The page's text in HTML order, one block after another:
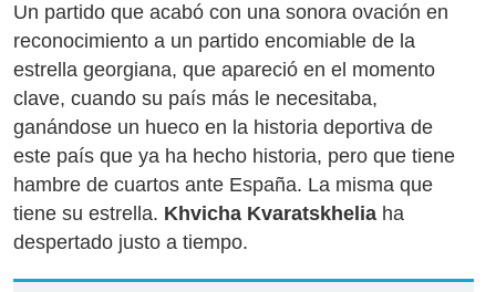
Un partido que acabó con una sonora ovación en
reconocimiento a un partido encomiable de la
estrella georgiana, que apareció en el momento
clave, cuando su país más le necesitaba,
ganándose un hueco en la historia deportiva de
este país que ya ha hecho historia, pero que tiene
hambre de cuartos ante España. La misma que
tiene su estrella. Khvicha Kvaratskhelia ha
despertado justo a tiempo.